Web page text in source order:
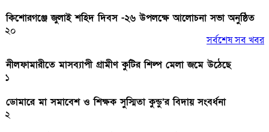
কিশোরগঞ্জে জুলাই শহিদ দিবস -২৬ উপলক্ষে আলোচনা সভা অনুষ্ঠিত
২০
সর্বশেষ সব খবর
নীলফামারীতে মাসব্যাপী গ্রামীণ কুটির শিল্প মেলা জমে উঠেছে
১
ডোমারে মা সমাবেশ ও শিক্ষক সুস্মিতা কুন্ডু’র বিদায় সংবর্ধনা
২